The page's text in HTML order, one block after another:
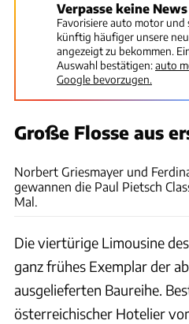
Verpasse keine
Favorisiere auto motor und
künftig häufiger unsere
angezeigt zu bekommen.
Auswahl bestätigen:auto
Google bevorzugen.
Große Flosse aus
Norbert Griesmayer und
gewannen die Paul Pietsch
Mal.
Die viertürige Limousine
ganz frühes Exemplar der
ausgelieferten Baureihe.
österreichischer Hotelier